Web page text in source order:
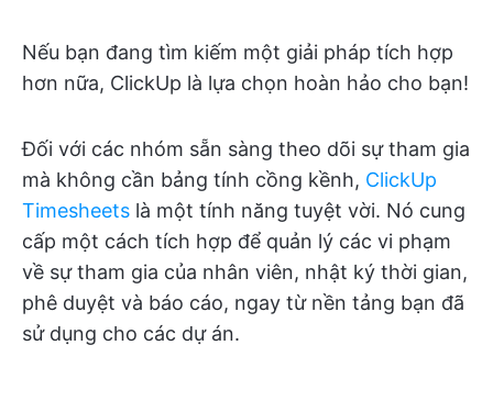
Nếu bạn đang tìm kiếm một giải pháp tích hợp
hơn nữa, ClickUp là lựa chọn hoàn hảo cho bạn!
Đối với các nhóm sẵn sàng theo dõi sự tham gia
mà không cần bảng tính cồng kềnh, ClickUp
Timesheets là một tính năng tuyệt vời. Nó cung
cấp một cách tích hợp để quản lý các vi phạm
về sự tham gia của nhân viên, nhật ký thời gian,
phê duyệt và báo cáo, ngay từ nền tảng bạn đã
sử dụng cho các dự án.